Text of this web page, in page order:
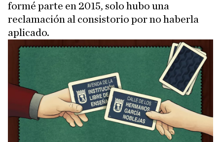
formé parte en 2015, solo hubo una
reclamación al consistorio por no haberla
aplicado.